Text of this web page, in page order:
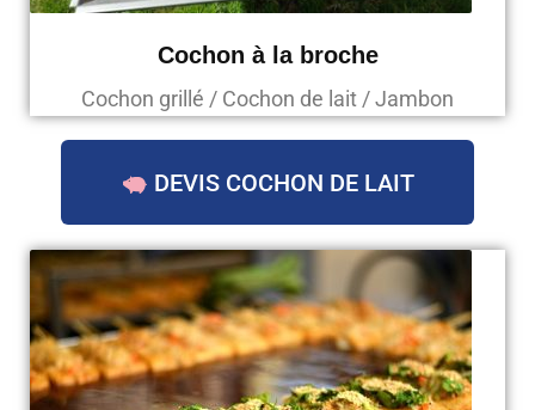
Cochon à la broche
Cochon grillé / Cochon de lait / Jambon
DEVIS COCHON DE LAIT